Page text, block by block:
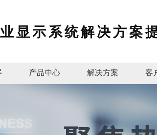
显示系统解决方案
产品中心 解决方案 客